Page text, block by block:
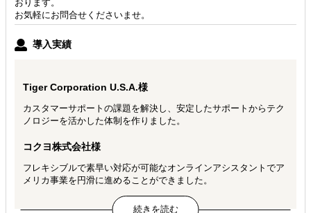
おります。
お気軽にお問合せくださいませ。
導入実績
Tiger Corporation U.S.A.様
カスタマーサポートの課題を解決し、安定したサポートからテク
ノロジーを活かした体制を作りました。
コクヨ株式会社様
フレキシブルで素早い対応が可能なオンラインアシスタントでア
メリカ事業を円滑に進めることができました。
Abalta Technologies様